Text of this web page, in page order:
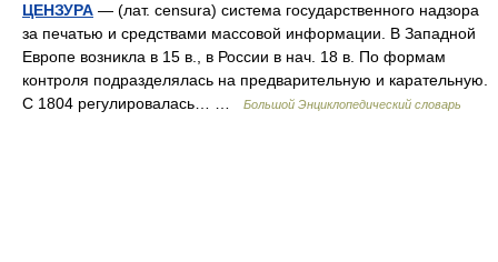
ЦЕНЗУРА — (лат. censura) система государственного надзора
за печатью и средствами массовой информации. В Западной
Европе возникла в 15 в., в России в нач. 18 в. По формам
контроля подразделялась на предварительную и карательную.
С 1804 регулировалась… …
Большой Энциклопедический словарь